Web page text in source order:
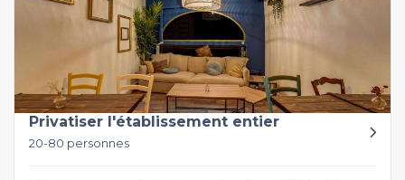
Privatiser l'établissement entier
20-80 personnes